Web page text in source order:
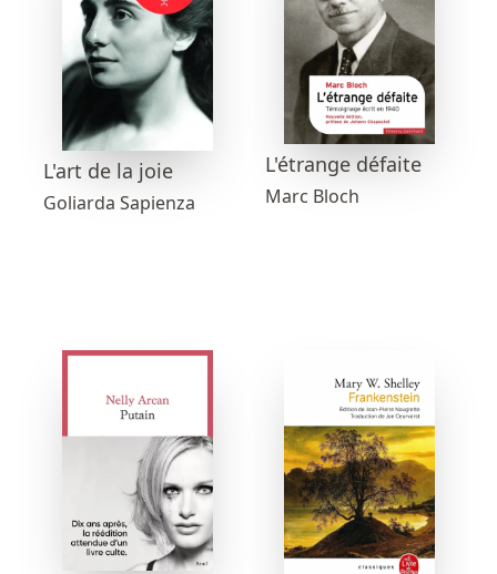
L'art de la joie
Goliarda Sapienza
L'étrange défaite
Marc Bloch